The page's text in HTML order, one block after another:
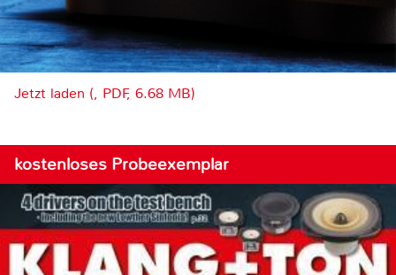
Jetzt laden (, PDF, 6.68 MB)
kostenloses Probeexemplar